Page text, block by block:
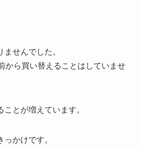
せんでした。
から買い替えることはしていませ
とが増えています。
かけです。